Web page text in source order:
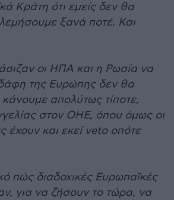
Κράτη ότι εμείς δεν θα
ξανά ποτέ. Και
οι ΗΠΑ και η Ρωσία να
της Ευρώπης δεν θα
απολύτως τίποτε,
στον ΟΗΕ, όπου όμως οι
έχουν και εκεί veto οπότε
πώς διαδοχικές Ευρωπαϊκές
για να ζήσουν το τώρα, να